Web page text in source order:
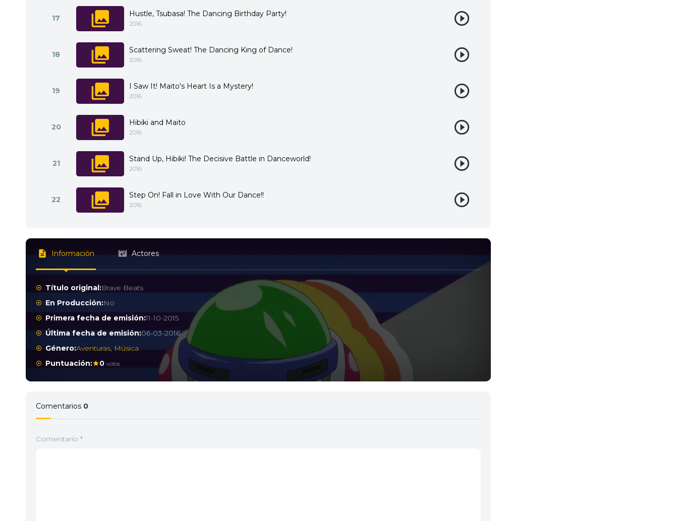
17 Hustle, Tsubasa! The Dancing Birthday Party!
2016
18 Scattering Sweat! The Dancing King of Dance!
2016
19 I Saw It! Maito's Heart Is a Mystery!
2016
20 Hibiki and Maito
2016
21 Stand Up, Hibiki! The Decisive Battle in Danceworld!
2016
22 Step On! Fall in Love With Our Dance!!
2016
Información Actores
Título original:Brave Beats
En Producción:No
Primera fecha de emisión:11-10-2015
Última fecha de emisión:06-03-2016
Género:Aventuras, Música
Puntuación:
0 votos
Comentarios 0
Comentario *